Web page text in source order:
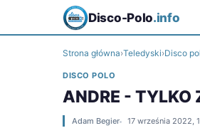
Disco-Polo.info
Strona główna›Teledyski›Disco
DISCO POLO
ANDRE - TYLKO
Adam Begier 17 września 2022,